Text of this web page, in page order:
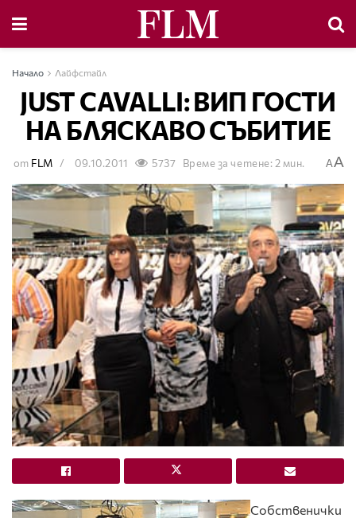
Начало Лайфстайл
JUST CAVALLI: ВИП ГОСТИ
НА БЛЯСКАВО СЪБИТИЕ
от FLM 09.10.2011 5737 Време за четене: 2 мин. AA
Собственички